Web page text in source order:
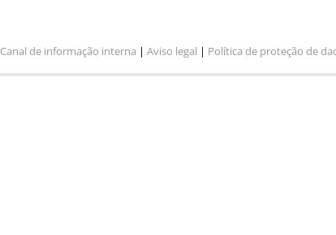
Canal de informação interna | Aviso legal | Política de proteção de